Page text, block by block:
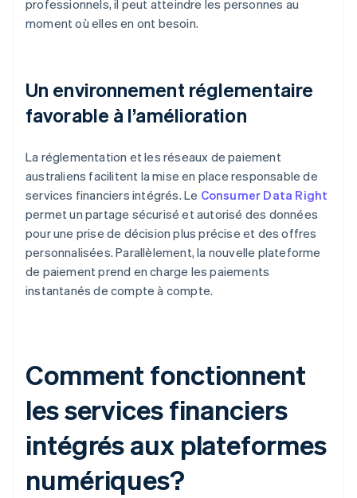
professionnels, il peut atteindre les personnes au
moment où elles en ont besoin.
Un environnement réglementaire
favorable à l’amélioration
La réglementation et les réseaux de paiement
australiens facilitent la mise en place responsable de
services financiers intégrés. Le Consumer Data Right
permet un partage sécurisé et autorisé des données
pour une prise de décision plus précise et des offres
personnalisées. Parallèlement, la nouvelle plateforme
de paiement prend en charge les paiements
instantanés de compte à compte.
Comment fonctionnent
les services financiers
intégrés aux plateformes
numériques?